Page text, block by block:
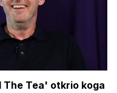
The Tea' otkrio koga